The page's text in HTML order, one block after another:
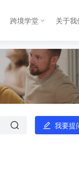
跨境学堂 关于我
我要提